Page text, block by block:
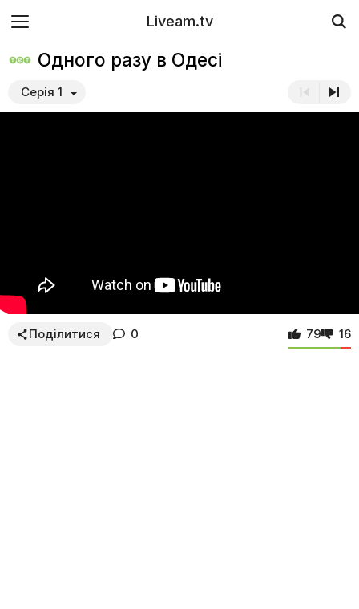
Liveam.tv
Одного разу в Одесі
Серія 1
Поділитися 0 79 16